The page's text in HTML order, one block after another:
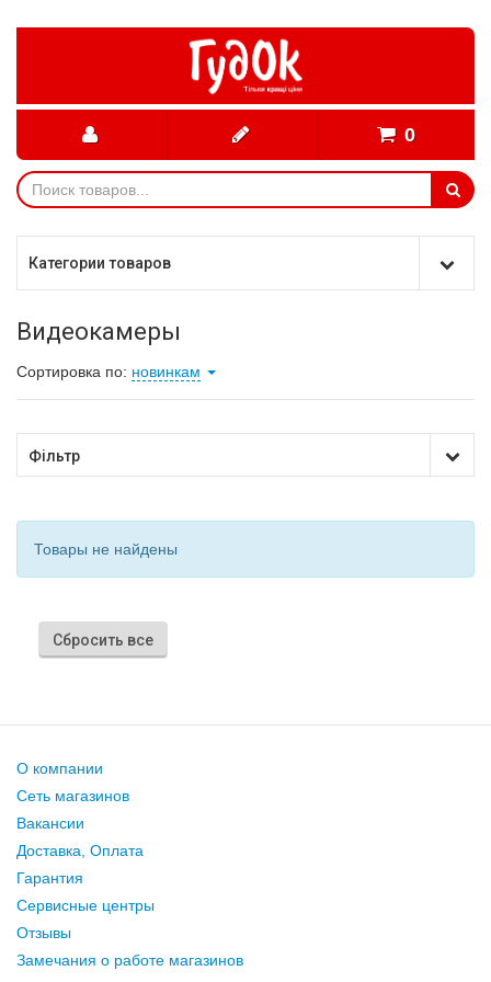
0
Категории товаров
Видеокамеры
Сортировка по: новинкам
Фільтр
Товары не найдены
Сбросить все
О компании
Сеть магазинов
Вакансии
Доставка, Оплата
Гарантия
Сервисные центры
Отзывы
Замечания о работе магазинов